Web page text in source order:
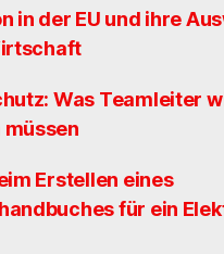
in der EU und ihre
Was Teamleiter
Erstellen eines
für ein